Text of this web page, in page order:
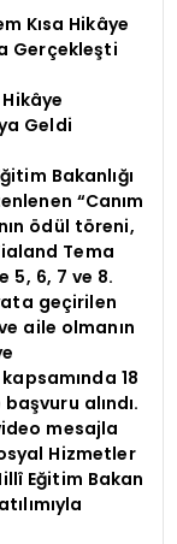
Kısa Hikâye
Gerçekleşti
Geldi
Bakanlığı
“Canım
ödül töreni,
Tema
5, 6, 7 ve 8.
geçirilen
aile olmanın
18
alındı.
mesajla
Hizmetler
Eğitim Bakan